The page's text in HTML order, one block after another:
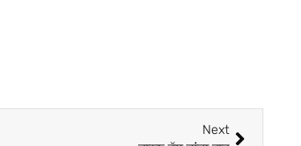
Next